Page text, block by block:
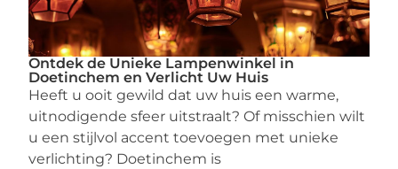
Ontdek de Unieke Lampenwinkel in
Doetinchem en Verlicht Uw Huis
Heeft u ooit gewild dat uw huis een warme,
uitnodigende sfeer uitstraalt? Of misschien wilt
u een stijlvol accent toevoegen met unieke
verlichting? Doetinchem is